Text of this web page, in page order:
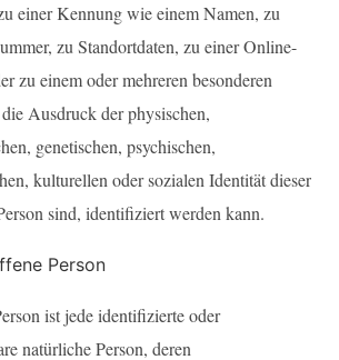
einer Kennung wie einem Namen, zu
zu Standortdaten, zu einer Online-
zu einem oder mehreren besonderen
Ausdruck der physischen,
genetischen, psychischen,
kulturellen oder sozialen Identität dieser
sind, identifiziert werden kann.
Person
ist jede identifizierte oder
natürliche Person, deren